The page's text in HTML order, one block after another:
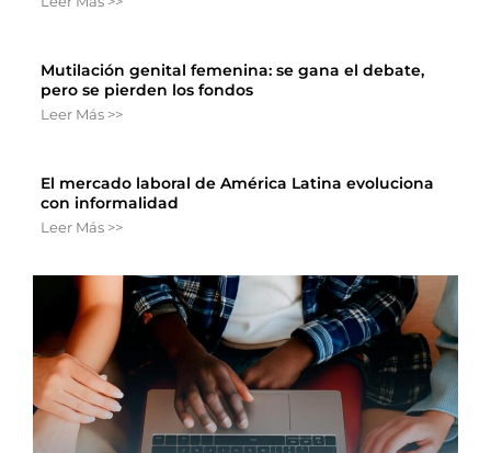
Mutilación genital femenina: se gana el debate,
pero se pierden los fondos
Leer Más >>
El mercado laboral de América Latina evoluciona
con informalidad
Leer Más >>